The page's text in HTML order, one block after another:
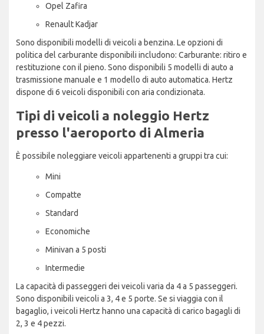
Opel Zafira
Renault Kadjar
Sono disponibili modelli di veicoli a benzina. Le opzioni di
politica del carburante disponibili includono: Carburante: ritiro e
restituzione con il pieno. Sono disponibili 5 modelli di auto a
trasmissione manuale e 1 modello di auto automatica. Hertz
dispone di 6 veicoli disponibili con aria condizionata.
Tipi di veicoli a noleggio Hertz
presso l'aeroporto di Almeria
È possibile noleggiare veicoli appartenenti a gruppi tra cui:
Mini
Compatte
Standard
Economiche
Minivan a 5 posti
Intermedie
La capacità di passeggeri dei veicoli varia da 4 a 5 passeggeri.
Sono disponibili veicoli a 3, 4 e 5 porte. Se si viaggia con il
bagaglio, i veicoli Hertz hanno una capacità di carico bagagli di
2, 3 e 4 pezzi.